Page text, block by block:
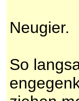
Neugier.
So